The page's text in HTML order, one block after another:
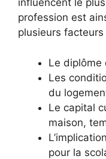
influencent le
profession est
plusieurs
Le diplôme
Les
du
Le capital
maison,
pour la